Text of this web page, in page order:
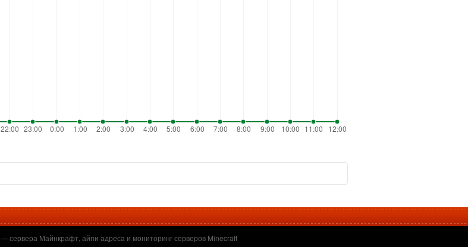
— сервера Майнкрафт, айпи адреса и мониторинг серверов Minecraft